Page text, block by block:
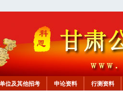
位及其他招考 申论资料
行测资料